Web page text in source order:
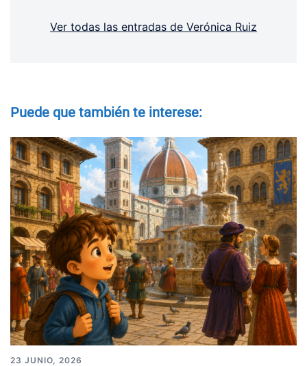
Ver todas las entradas de Verónica Ruiz
Puede que también te interese:
23 JUNIO, 2026